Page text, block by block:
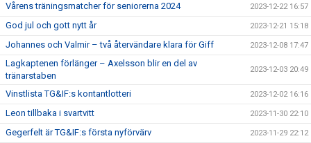
Vårens träningsmatcher för seniorerna 2024 2023-12-22 16:57
God jul och gott nytt år 2023-12-21 15:18
Johannes och Valmir – två återvändare klara för Giff 2023-12-08 17:47
Lagkaptenen förlänger – Axelsson blir en del av
tränarstaben
2023-12-03 20:49
Vinstlista TG&IF:s kontantlotteri 2023-12-02 16:16
Leon tillbaka i svartvitt 2023-11-30 22:10
Gegerfelt är TG&IF:s första nyförvärv 2023-11-29 22:12